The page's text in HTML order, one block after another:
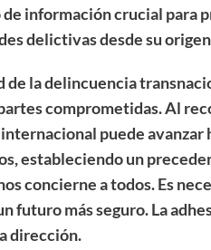
información crucial para
delictivas desde su
de la delincuencia
comprometidas. Al
puede
estableciendo un
concierne a todos. Es
futuro más seguro. La
dirección.